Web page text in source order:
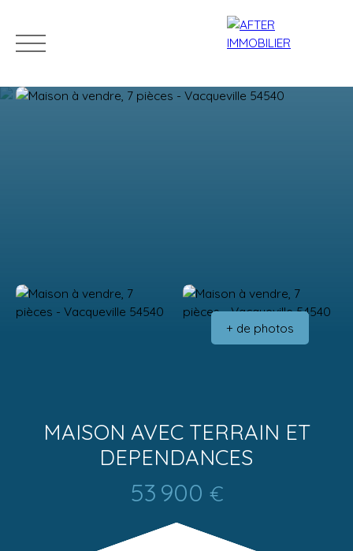
Estimation
+ de photos
MAISON AVEC TERRAIN ET
DEPENDANCES
53 900 €